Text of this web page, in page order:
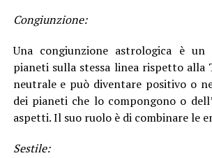
Congiunzione:
Una congiunzione astrologica è
pianeti sulla stessa linea rispetto alla
neutrale e può diventare positivo o
dei pianeti che lo compongono o
aspetti. Il suo ruolo è di combinare le
Sestile: